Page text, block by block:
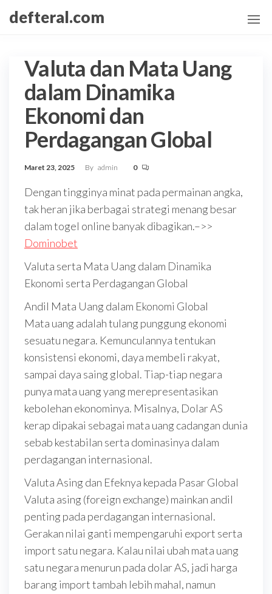
Skip
content
defteral.com
Valuta dan Mata Uang
dalam Dinamika
Ekonomi dan
Perdagangan Global
Maret 23, 2025 By admin 0
Dengan tingginya minat pada permainan angka,
tak heran jika berbagai strategi menang besar
dalam togel online banyak dibagikan.–>>
Dominobet
Valuta serta Mata Uang dalam Dinamika
Ekonomi serta Perdagangan Global
Andil Mata Uang dalam Ekonomi Global
Mata uang adalah tulang punggung ekonomi
sesuatu negara. Kemunculannya tentukan
konsistensi ekonomi, daya membeli rakyat,
sampai daya saing global. Tiap-tiap negara
punya mata uang yang merepresentasikan
kebolehan ekonominya. Misalnya, Dolar AS
kerap dipakai sebagai mata uang cadangan dunia
sebab kestabilan serta dominasinya dalam
perdagangan internasional.
Valuta Asing dan Efeknya kepada Pasar Global
Valuta asing (foreign exchange) mainkan andil
penting pada perdagangan internasional.
Gerakan nilai ganti mempengaruhi export serta
import satu negara. Kalau nilai ubah mata uang
satu negara menurun pada dolar AS, jadi harga
barang import tambah lebih mahal, namun